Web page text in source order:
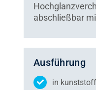
abschließbar
Ausführung
in